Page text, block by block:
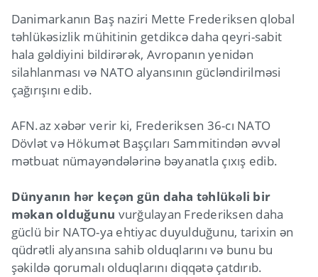
Danimarkanın Baş naziri Mette Frederiksen qlobal
təhlükəsizlik mühitinin getdikcə daha qeyri-sabit
hala gəldiyini bildirərək, Avropanın yenidən
silahlanması və NATO alyansının gücləndirilməsi
çağırışını edib.
AFN.az xəbər verir ki, Frederiksen 36-cı NATO
Dövlət və Hökumət Başçıları Sammitindən əvvəl
mətbuat nümayəndələrinə bəyanatla çıxış edib.
Dünyanın hər keçən gün daha təhlükəli bir
məkan olduğunu vurğulayan Frederiksen daha
güclü bir NATO-ya ehtiyac duyulduğunu, tarixin ən
qüdrətli alyansına sahib olduqlarını və bunu bu
şəkildə qorumalı olduqlarını diqqətə çatdırıb.